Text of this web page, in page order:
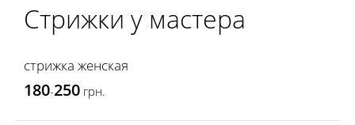
Стрижки у мастера
стрижка женская
180-250 грн.